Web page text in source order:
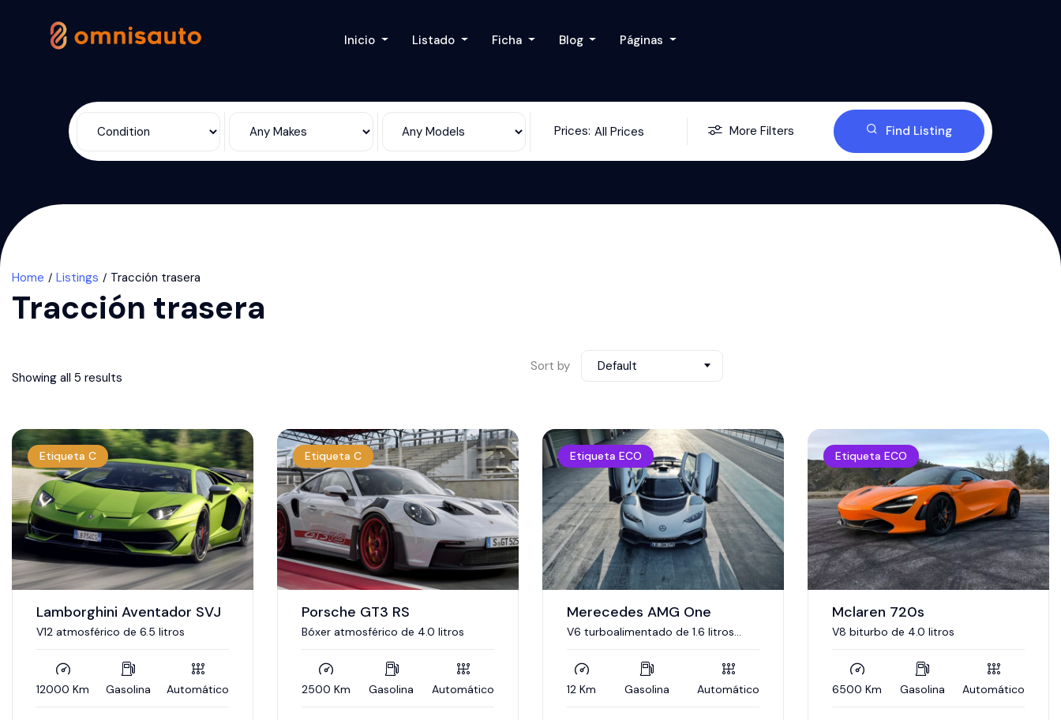
Inicio Listado Ficha Blog Páginas
Prices: All Prices More Filters Find Listing
Home Listings Tracción trasera
Tracción trasera
Showing all 5 results
Sort by Default
Etiqueta C
Lamborghini Aventador SVJ
V12 atmosférico de 6.5 litros
12000 Km Gasolina Automático
Etiqueta C
Porsche GT3 RS
Bóxer atmosférico de 4.0 litros
2500 Km Gasolina Automático
Etiqueta ECO
Merecedes AMG One
V6 turboalimentado de 1.6 litros
12 Km Gasolina Automático
Etiqueta ECO
Mclaren 720s
V8 biturbo de 4.0 litros
6500 Km Gasolina Automático